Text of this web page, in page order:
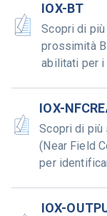
IOX-BT
Scopri di più
prossimità
abilitati per i
IOX-
Scopri di più
(Near Field
per
IOX-